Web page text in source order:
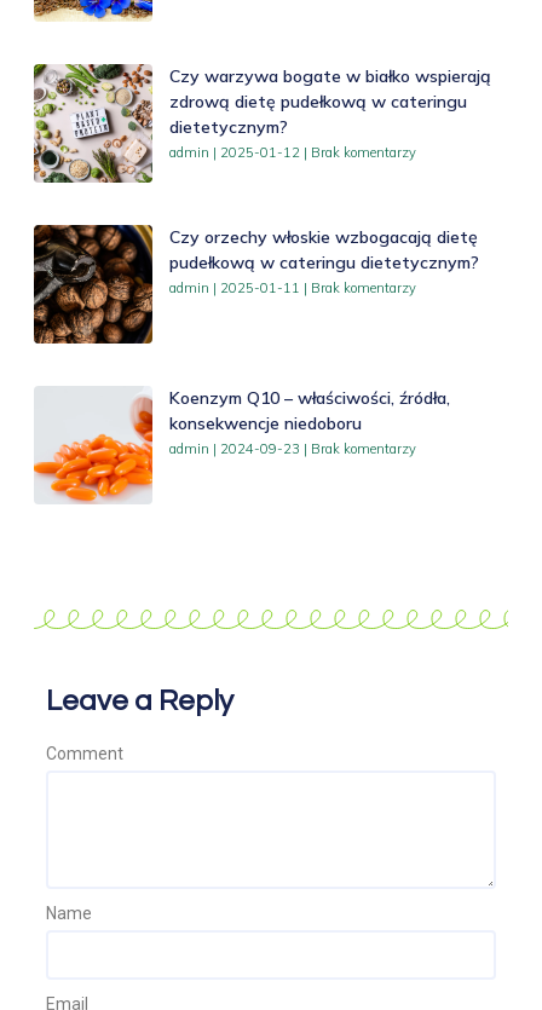
Czy warzywa bogate w białko wspierają
zdrową dietę pudełkową w cateringu
dietetycznym?
admin 2025-01-12 Brak komentarzy
Czy orzechy włoskie wzbogacają dietę
pudełkową w cateringu dietetycznym?
admin 2025-01-11 Brak komentarzy
Koenzym Q10 – właściwości, źródła,
konsekwencje niedoboru
admin 2024-09-23 Brak komentarzy
Leave a Reply
Comment
Name
Email